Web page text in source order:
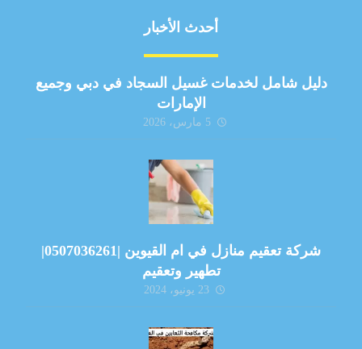
أحدث الأخبار
دليل شامل لخدمات غسيل السجاد في دبي وجميع
الإمارات
5 مارس، 2026
شركة تعقيم منازل في ام القيوين |0507036261|
تطهير وتعقيم
23 يونيو، 2024